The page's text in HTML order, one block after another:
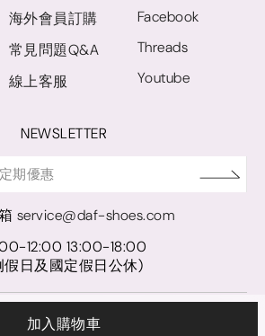
加入購物車
海外會員訂購
常見問題Q&A
線上客服
Facebook
Threads
Youtube
NEWSLETTER
service@daf-shoes.com
12:00 13:00-18:00
假日及國定假日公休)
時尚股份有限公司｜統一編號 27921248